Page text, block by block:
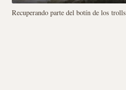
Recuperando parte del botín de los trolls